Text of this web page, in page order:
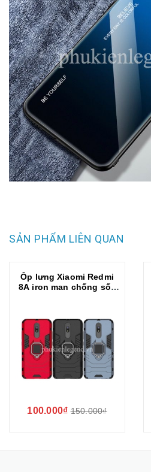
SẢN PHẨM LIÊN QUAN
Ốp lưng Xiaomi Redmi
8A iron man chống sốc
100.000₫ 150.000₫